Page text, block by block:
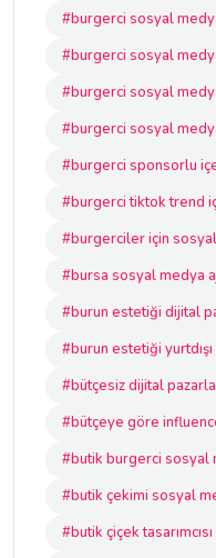
#burgerci sosyal
#burgerci sosyal
#burgerci sosyal
#burgerci sosyal
#burgerci sponsorlu
#burgerci tiktok trend
#burgerciler için
#bursa sosyal medya
#burun estetiği dijital
#burun estetiği yurtdışı
#bütçesiz dijital
#bütçeye göre
#butik burgerci sosyal
#butik çekimi sosyal
#butik çiçek